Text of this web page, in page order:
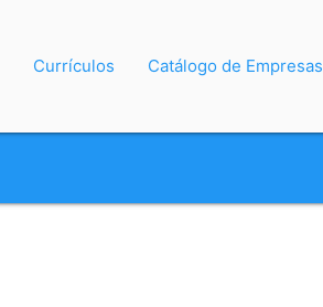
Currículos Catálogo de Empresas